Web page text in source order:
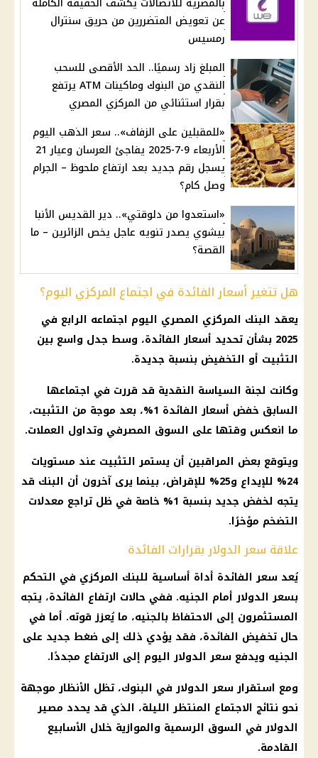
عن تعويض المتضررين من حريق سنترال
رمسيس
المبلغ زاد رسميًا.. الحد الأقصى للسحب
النقدي من البنوك وماكينات ATM يرتفع
بقرار استثنائي من المركزي المصري
«للمقبلين على الزفاف».. سعر الذهب اليوم
الأربعاء 9-7-2025 يفاجئ العرسان وعيار 21
يسجل رقم جديد بعد ارتفاع ملحوظ – الجرام
وصل كام؟
«استعدوا من دلوقتي».. دير القديس الأنبا
بيشوي يصدر تنويه عاجل يخص الزائرين – ما
القصة؟
هل تتغير أسعار الفائدة في اجتماع المركزي اليوم؟
يعقد البنك المركزي المصري اليوم اجتماعه الرابع في
2025 بشأن تحديد أسعار الفائدة، وسط جدل واسع بين
التثبيت أو التخفيض بنسبة جديدة.
وكانت لجنة السياسة النقدية قد قررت في اجتماعها
السابق خفض أسعار الفائدة 1%، بعد موجة من التثبيت،
ما انعكس وقتها على السوق المصرفي وتداول العملات.
ويتوقع بعض المراقبين أن يستمر التثبيت عند مستويات
24% للإيداع و25% للإقراض، بينما يرى آخرون أن البنك قد
يتجه لخفض جديد بنسبة 1% خاصة في ظل تراجع معدلات
التضخم مؤخرًا.
علاقة سعر الدولار بقرارات الفائدة
يُعد سعر الفائدة أداة أساسية للبنك المركزي في التحكم
بسعرالدولارأمام الجنيه. ففي حالات ارتفاع الفائدة، يتجه
المستثمرون إلى الاحتفاظ بالجنيه، ما يُعزز قوته. أما في
حال تخفيض الفائدة، فقد يؤدي ذلك إلى ضغط جديد على
الجنيه ويدفع سعر الدولار اليوم إلى الارتفاع مجددًا.
ومع استقرارسعر الدولار في البنوك، تظل الأنظار موجهة
نحو نتائج الاجتماع المنتظر الليلة، الذي قد يحدد مصير
الدولار في السوق الرسمية والموازية خلال الأسابيع
القادمة.